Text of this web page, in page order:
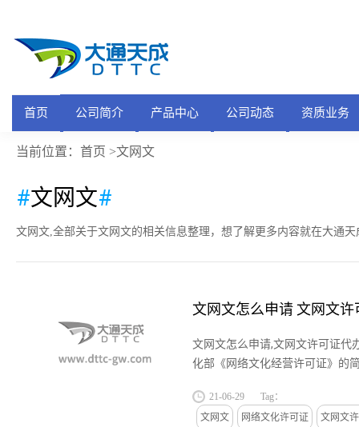
首页 公司简介 产品中心 公司动态 资质业务
当前位置： 首页 >文网文
#文网文#
文网文,全部关于文网文的相关信息整理，想了解更多内容就在大通
文网文怎么申请 文网文
文网文怎么申请,文网文许可证代
化部《网络文化经营许可证》的
的一项资质证书，主要针对的...
21-06-29
Tag：
文网文
网络文化许可证 文网文